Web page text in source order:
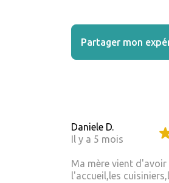
Partager mon
Daniele D.
Il y a 5 mois
Ma mère vient
l'accueil,les